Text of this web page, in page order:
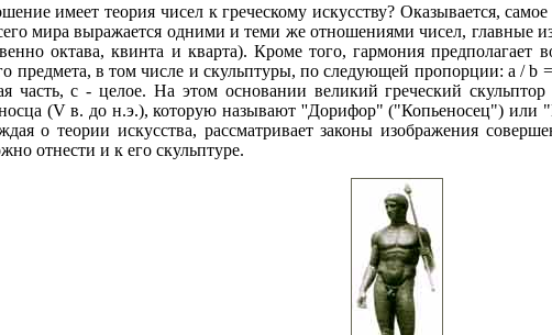
имеет теория чисел к греческому искусству? Оказывается,
мира выражается одними и теми же отношениями чисел, главные
октава, квинта и кварта). Кроме того, гармония предполагает
предмета, в том числе и скульптуры, по следующей пропорции: а / b
часть, с - целое. На этом основании великий греческий
(V в. до н.э.), которую называют ''Дорифор" ("Копьеносец") или
о теории искусства, рассматривает законы изображения
отнести и к его скульптуре.